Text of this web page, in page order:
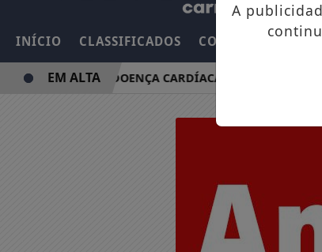
INÍCIO CLASSIFICADOS COLUNAS
RISCO DE DOENÇA CARDÍACA NA MÃE
EM ALTA
A